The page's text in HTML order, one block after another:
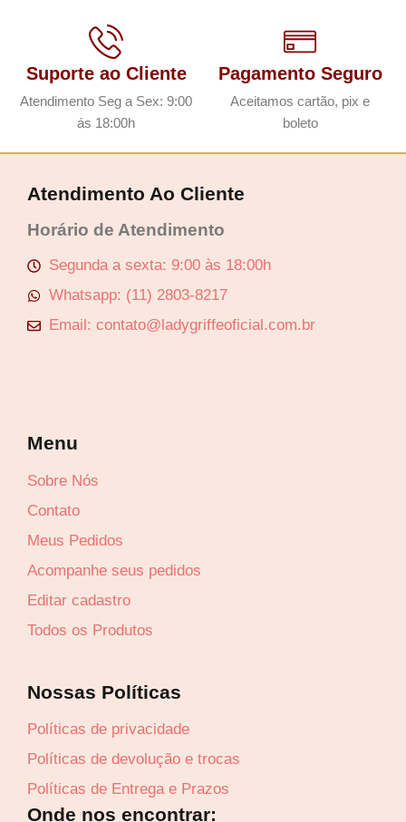
Suporte ao Cliente
Atendimento Seg a Sex: 9:00
ás 18:00h
Pagamento Seguro
Aceitamos cartão, pix e
boleto
Atendimento Ao Cliente
Horário de Atendimento
Segunda a sexta: 9:00 às 18:00h
Whatsapp: (11) 2803-8217
Email: contato@ladygriffeoficial.com.br
Menu
Sobre Nós
Contato
Meus Pedidos
Acompanhe seus pedidos
Editar cadastro
Todos os Produtos
Nossas Políticas
Políticas de privacidade
Políticas de devolução e trocas
Políticas de Entrega e Prazos
Onde nos encontrar: